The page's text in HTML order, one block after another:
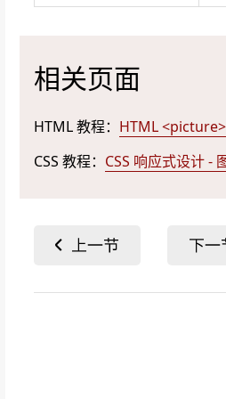
相关页面
HTML 教程： HTML
CSS 教程： CSS 响应式设计 -